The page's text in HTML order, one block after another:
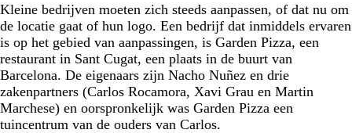
Kleine bedrijven moeten zich steeds aanpassen, of dat nu om
de locatie gaat of hun logo. Een bedrijf dat inmiddels ervaren
is op het gebied van aanpassingen, is Garden Pizza, een
restaurant in Sant Cugat, een plaats in de buurt van
Barcelona. De eigenaars zijn Nacho Nuñez en drie
zakenpartners (Carlos Rocamora, Xavi Grau en Martin
Marchese) en oorspronkelijk was Garden Pizza een
tuincentrum van de ouders van Carlos.